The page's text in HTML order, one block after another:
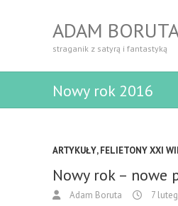
ADAM
straganik z satyrą i fantastyką
Nowy rok 2016
ARTYKUŁY,FELIETONY XXI
Nowy rok – nowe
Adam Boruta 7